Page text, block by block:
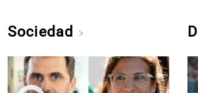
Sociedad